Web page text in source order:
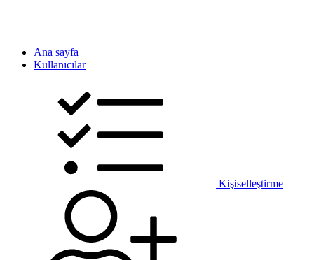
Ana sayfa
Kullanıcılar
Kişiselleştirme